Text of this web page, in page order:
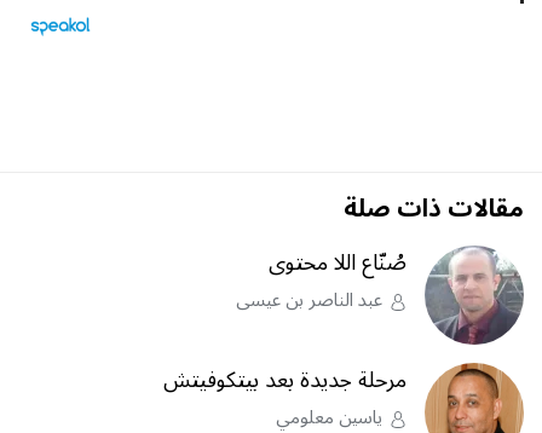
مقالات ذات صلة
صُنّاع اللا محتوى
عبد الناصر بن عيسى
مرحلة جديدة بعد بيتكوفيتش
ياسين معلومي